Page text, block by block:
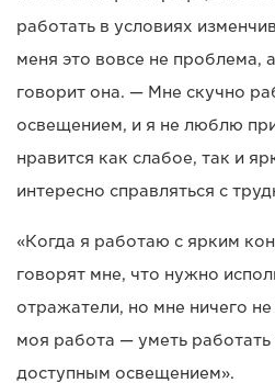
работать в условиях
меня это вовсе не проблема,
говорит она. — Мне скучно
освещением, и я не люблю
нравится как слабое, так и
интересно справляться с
«Когда я работаю с ярким
говорят мне, что нужно
отражатели, но мне ничего
моя работа — уметь
доступным освещением».